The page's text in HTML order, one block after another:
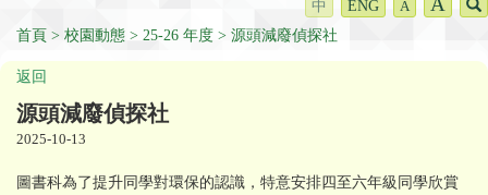
中 ENG A
首頁 校園動態 25-26 年度 源頭減廢偵探社
返回
源頭減廢偵探社
2025-10-13
圖書科為了提升同學對環保的認識，特意安排四至六年級同學欣賞